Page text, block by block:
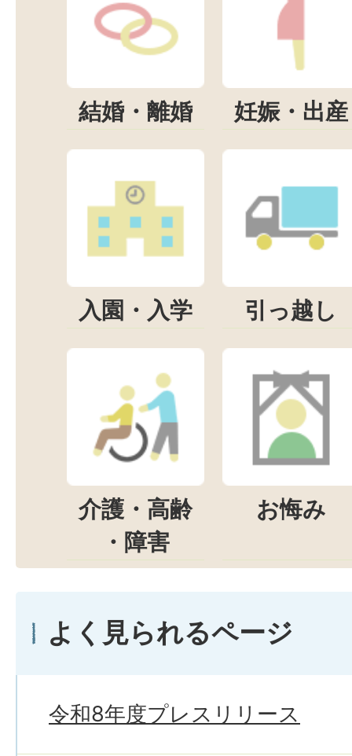
結婚・離婚 妊娠・出産
入園・入学 引っ越し
介護・高齢
・障害
お悔み
よく見られるページ
令和8年度プレスリリース